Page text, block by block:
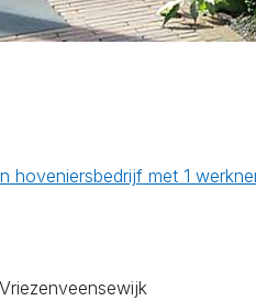
hoveniersbedrijf met 1